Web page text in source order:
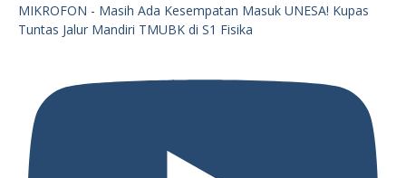
MIKROFON - Masih Ada Kesempatan Masuk UNESA! Kupas
Tuntas Jalur Mandiri TMUBK di S1 Fisika